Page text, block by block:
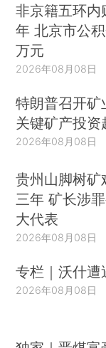
非京籍五环内
年 北京市公
万元
2026年08月08日
特朗普召开矿
关键矿产投
2026年08月08日
贵州山脚树矿
三年 矿长涉
大代表
2026年08月08日
专栏｜沃什遭
2026年08月08日